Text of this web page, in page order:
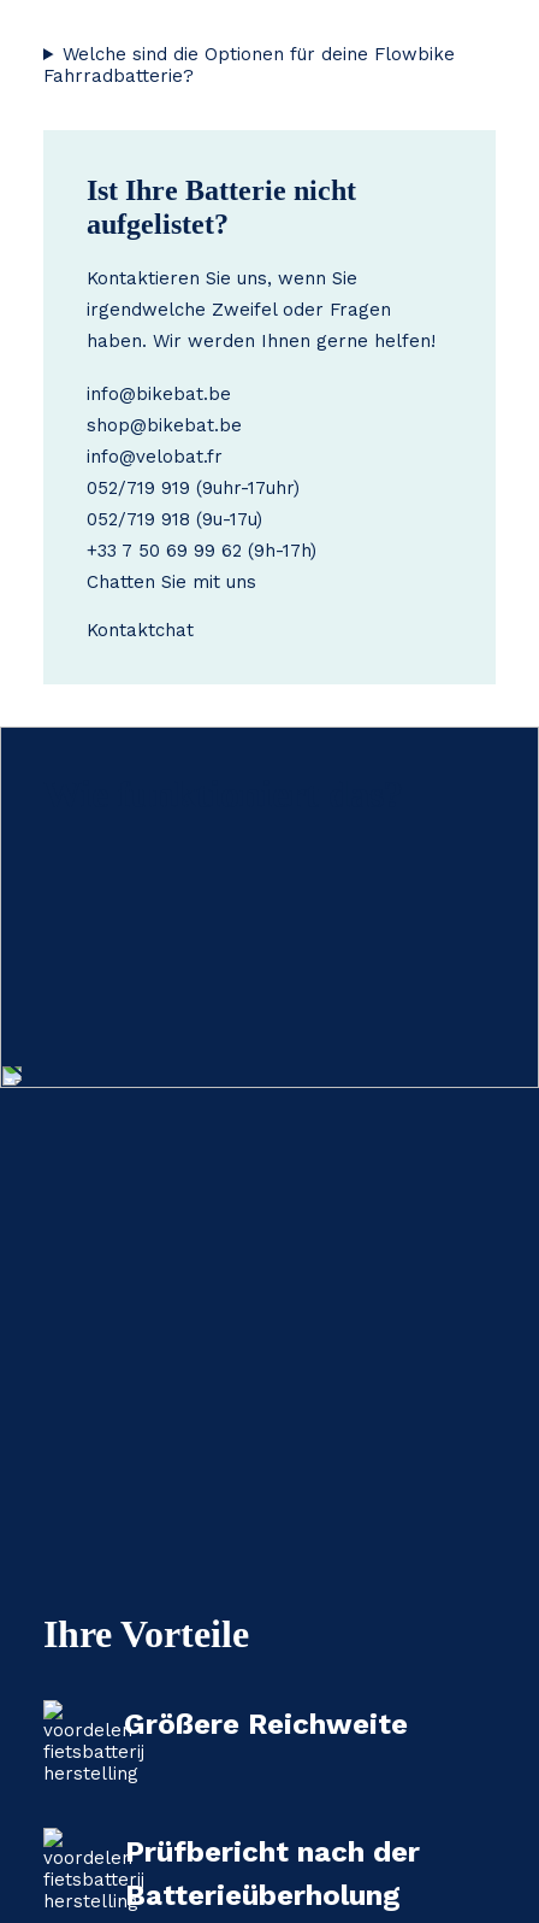
Welche sind die Optionen für deine Flowbike
Fahrradbatterie?
Ist Ihre Batterie nicht
aufgelistet?
Kontaktieren Sie uns, wenn Sie
irgendwelche Zweifel oder Fragen
haben. Wir werden Ihnen gerne helfen!
info@bikebat.be
shop@bikebat.be
info@velobat.fr
052/719 919 (9uhr-17uhr)
052/719 918 (9u-17u)
+33 7 50 69 99 62 (9h-17h)
Chatten Sie mit uns
Kontaktchat
Ihre Vorteile
Größere Reichweite
Prüfbericht nach der
Batterieüberholung